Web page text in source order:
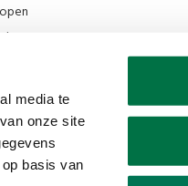
media te
onze site
basis van
Van den Broek Biljarts